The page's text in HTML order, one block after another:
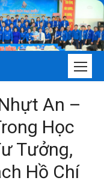
An –
Học
Tưởng,
Hồ Chí